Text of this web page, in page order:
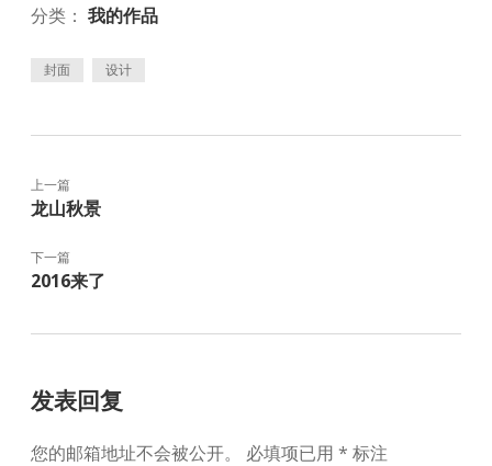
分类： 我的作品
封面 设计
上一篇
龙山秋景
下一篇
2016来了
发表回复
您的邮箱地址不会被公开。 必填项已用 * 标注